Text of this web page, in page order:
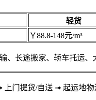
轻货
￥88.8-148元/m³
、长途搬家、轿车托运
上门提货/自送 ➟ 起运地